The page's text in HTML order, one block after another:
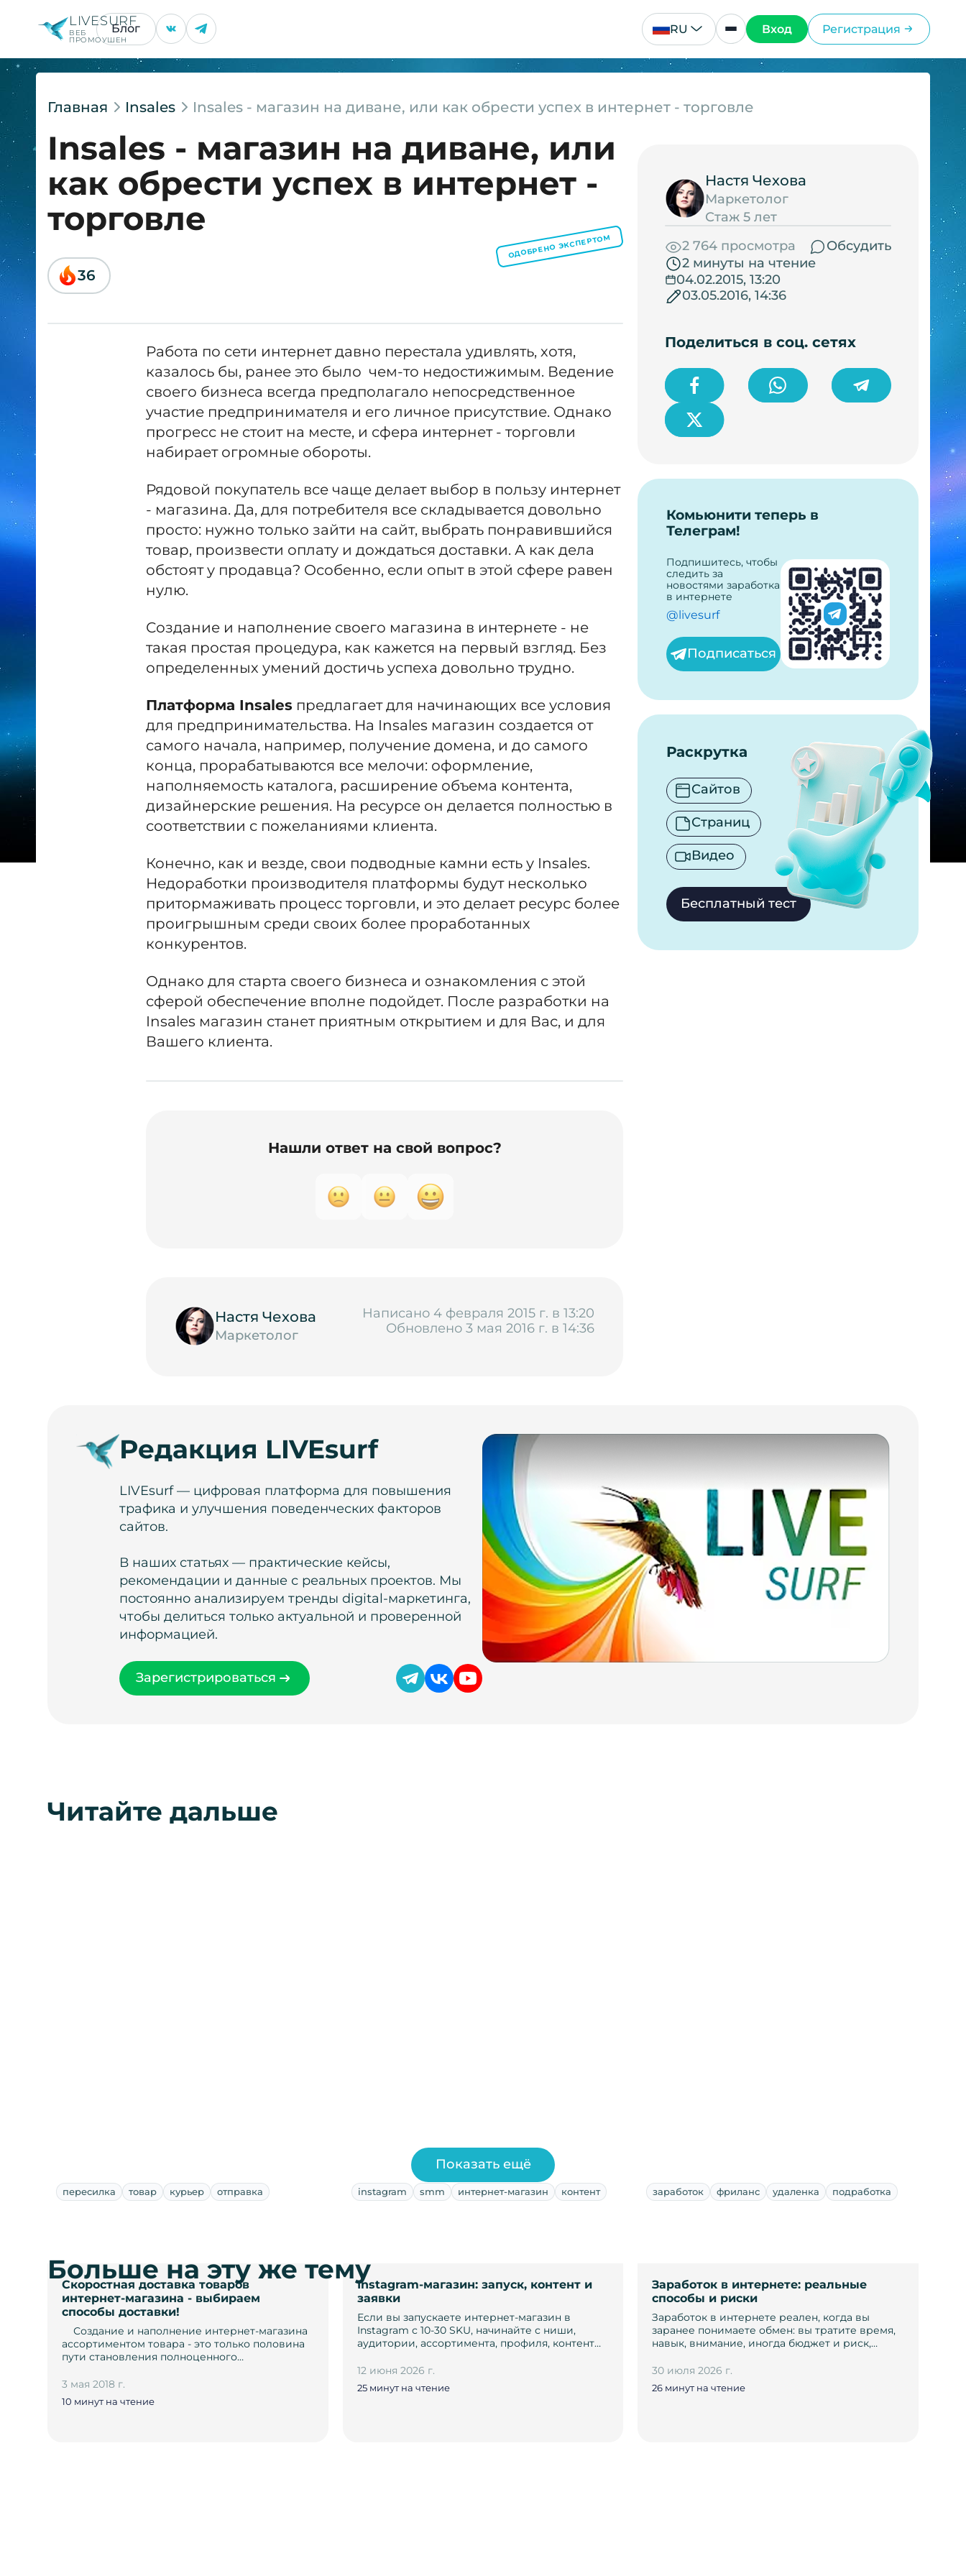
LIVESURF
ВЕБ
ПРОМОУШЕН
Блог RU Вход Регистрация
Главная Insales Insales - магазин на диване, или как обрести успех в интернет - торговле
Insales - магазин на диване, или
как обрести успех в интернет -
торговле
ОДОБРЕНО ЭКСПЕРТОМ
36
Работа по сети интернет давно перестала удивлять, хотя,
казалось бы, ранее это было чем-то недостижимым. Ведение
своего бизнеса всегда предполагало непосредственное
участие предпринимателя и его личное присутствие. Однако
прогресс не стоит на месте, и сфера интернет - торговли
набирает огромные обороты.
Рядовой покупатель все чаще делает выбор в пользу интернет
- магазина. Да, для потребителя все складывается довольно
просто: нужно только зайти на сайт, выбрать понравившийся
товар, произвести оплату и дождаться доставки. А как дела
обстоят у продавца? Особенно, если опыт в этой сфере равен
нулю.
Создание и наполнение своего магазина в интернете - не
такая простая процедура, как кажется на первый взгляд. Без
определенных умений достичь успеха довольно трудно.
Платформа Insales предлагает для начинающих все условия
для предпринимательства. На Insales магазин создается от
самого начала, например, получение домена, и до самого
конца, прорабатываются все мелочи: оформление,
наполняемость каталога, расширение объема контента,
дизайнерские решения. На ресурсе он делается полностью в
соответствии с пожеланиями клиента.
Конечно, как и везде, свои подводные камни есть у Insales.
Недоработки производителя платформы будут несколько
притормаживать процесс торговли, и это делает ресурс более
проигрышным среди своих более проработанных
конкурентов.
Однако для старта своего бизнеса и ознакомления с этой
сферой обеспечение вполне подойдет. После разработки на
Insales магазин станет приятным открытием и для Вас, и для
Вашего клиента.
Нашли ответ на свой вопрос?
Настя Чехова
Маркетолог
Написано 4 февраля 2015 г. в 13:20
Обновлено 3 мая 2016 г. в 14:36
Настя Чехова
Маркетолог
Стаж 5 лет
2 764 просмотра
Обсудить
2 минуты на чтение
04.02.2015, 13:20
03.05.2016, 14:36
Поделиться в соц. сетях
Комьюнити теперь в
Телеграм!
Подпишитесь, чтобы
следить за
новостями заработка
в интернете
@livesurf
Подписаться
Раскрутка
Сайтов
Страниц
Видео
Бесплатный тест
Редакция LIVEsurf
LIVEsurf — цифровая платформа для повышения
трафика и улучшения поведенческих факторов
сайтов.
В наших статьях — практические кейсы,
рекомендации и данные с реальных проектов. Мы
постоянно анализируем тренды digital-маркетинга,
чтобы делиться только актуальной и проверенной
информацией.
Зарегистрироваться
Читайте дальше
пересилка товар курьер отправка
Скоростная доставка товаров
интернет-магазина - выбираем
способы доставки!
­ ­ ­ ­ Создание и наполнение интернет-магазина
ассортиментом товара - это только половина
пути становления полноценного…
3 мая 2018 г.
10 минут на чтение
instagram smm интернет-магазин контент
Instagram-магазин: запуск, контент и
заявки
Если вы запускаете интернет-магазин в
Instagram с 10-30 SKU, начинайте с ниши,
аудитории, ассортимента, профиля, контент…
12 июня 2026 г.
25 минут на чтение
заработок фриланс удаленка подработка
Заработок в интернете: реальные
способы и риски
Заработок в интернете реален, когда вы
заранее понимаете обмен: вы тратите время,
навык, внимание, иногда бюджет и риск,…
30 июля 2026 г.
26 минут на чтение
Показать ещё
Больше на эту же тему